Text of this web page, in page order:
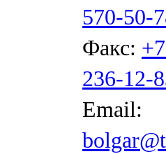
570-50-
Факс:
236-12-
Email: